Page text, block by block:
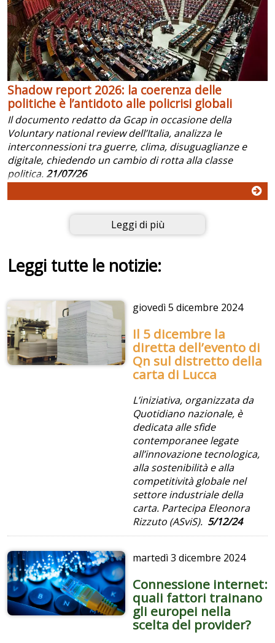
Shadow report 2026: la coerenza delle
politiche è l’antidoto alle policrisi globali
Il documento redatto da Gcap in occasione della
Voluntary national review dell’Italia, analizza le
interconnessioni tra guerre, clima, disuguaglianze e
digitale, chiedendo un cambio di rotta alla classe
politica.21/07/26
Leggi di più
Leggi tutte le notizie:
giovedì5 dicembre 2024
Il 5 dicembre la
diretta dell’evento di
Qn sul distretto della
carta di Lucca
L’iniziativa, organizzata da
Quotidiano nazionale, è
dedicata alle sfide
contemporanee legate
all’innovazione tecnologica,
alla sostenibilità e alla
competitività globale nel
settore industriale della
carta. Partecipa Eleonora
Rizzuto (ASviS). 5/12/24
martedì3 dicembre 2024
Connessione internet:
quali fattori trainano
gli europei nella
scelta del provider?